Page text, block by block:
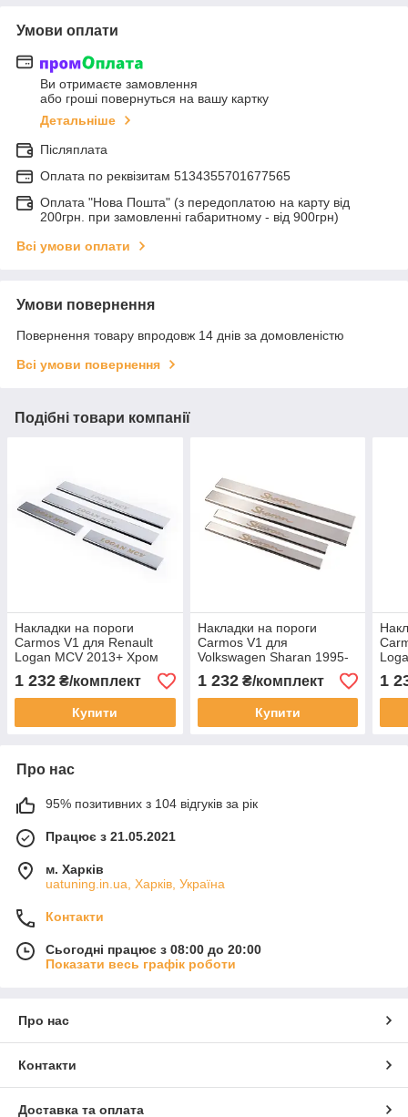
Умови оплати
Ви отримаєте замовлення
або гроші повернуться на вашу картку
Детальніше
Післяплата
Оплата по реквiзитам 5134355701677565
Оплата "Нова Пошта" (з передоплатою на карту від
200грн. при замовленні габаритному - від 900грн)
Всі умови оплати
Умови повернення
Повернення товару впродовж 14 днів за домовленістю
Всі умови повернення
Подібні товари компанії
Накладки на пороги
Carmos V1 для Renault
Logan MCV 2013+ Хром
пороги Рено Логан 4 шт.
1 232 ₴/комплект
Купити
Накладки на пороги
Carmos V1 для
Volkswagen Sharan 1995-
2010 Хром пороги
Фольксваген Шаран 4 шт.
1 232₴/комплект
Купити
шт.
1
Про нас
95% позитивних з 104 відгуків за рік
Працює з 21.05.2021
м. Харків
uatuning.in.ua, Харків, Україна
Контакти
Сьогодні працює з 08:00 до 20:00
Показати весь графік роботи
Про нас
Контакти
Доставка та оплата